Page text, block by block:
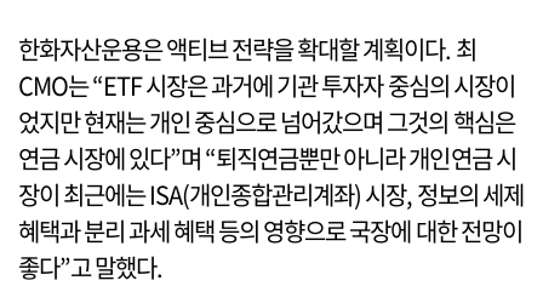
한화자산운용은 액티브 전략을 확대할 계획이다. 최
CMO는 “ETF 시장은 과거에 기관 투자자 중심의 시장이
었지만 현재는 개인 중심으로 넘어갔으며 그것의 핵심은
연금 시장에 있다”며 “퇴직연금뿐만 아니라 개인연금 시
장이 최근에는 ISA(개인종합관리계좌) 시장, 정보의 세제
혜택과 분리 과세 혜택 등의 영향으로 국장에 대한 전망이
좋다”고 말했다.